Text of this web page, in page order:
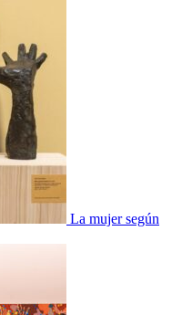
La mujer según